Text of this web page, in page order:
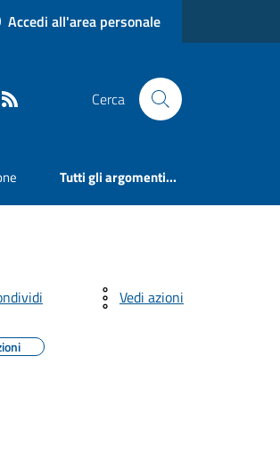
Accedi all'area personale
Cerca
Tutti gli argomenti...
Vedi azioni